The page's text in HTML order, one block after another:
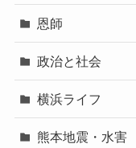
恩師
政治と社会
横浜ライフ
熊本地震・水害